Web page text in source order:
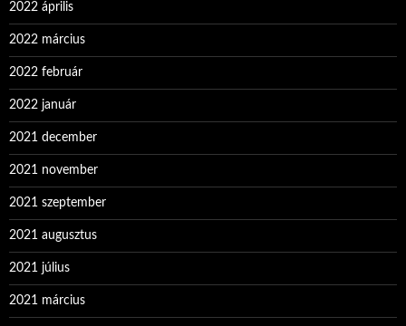
2022 április
2022 március
2022 február
2022 január
2021 december
2021 november
2021 szeptember
2021 augusztus
2021 július
2021 március